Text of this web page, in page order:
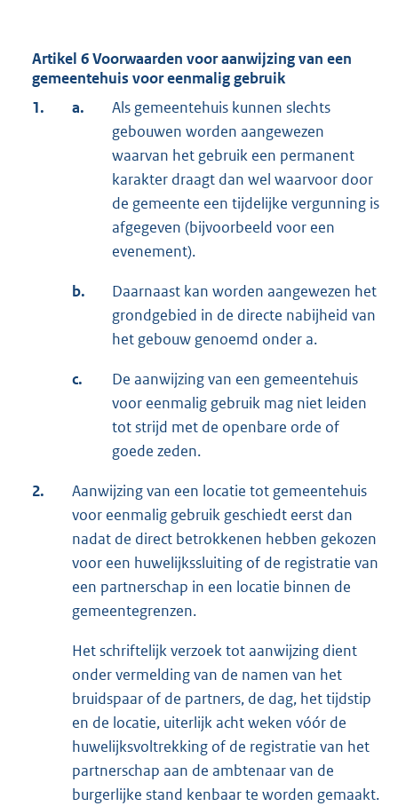
Artikel 6 Voorwaarden voor aanwijzing van een
gemeentehuis voor eenmalig gebruik
1.
a.
Als gemeentehuis kunnen slechts
gebouwen worden aangewezen
waarvan het gebruik een permanent
karakter draagt dan wel waarvoor door
de gemeente een tijdelijke vergunning is
afgegeven (bijvoorbeeld voor een
evenement).
b.
Daarnaast kan worden aangewezen het
grondgebied in de directe nabijheid van
het gebouw genoemd onder a.
c.
De aanwijzing van een gemeentehuis
voor eenmalig gebruik mag niet leiden
tot strijd met de openbare orde of
goede zeden.
2.
Aanwijzing van een locatie tot gemeentehuis
voor eenmalig gebruik geschiedt eerst dan
nadat de direct betrokkenen hebben gekozen
voor een huwelijkssluiting of de registratie van
een partnerschap in een locatie binnen de
gemeentegrenzen.
Het schriftelijk verzoek tot aanwijzing dient
onder vermelding van de namen van het
bruidspaar of de partners, de dag, het tijdstip
en de locatie, uiterlijk acht weken vóór de
huwelijksvoltrekking of de registratie van het
partnerschap aan de ambtenaar van de
burgerlijke stand kenbaar te worden gemaakt.